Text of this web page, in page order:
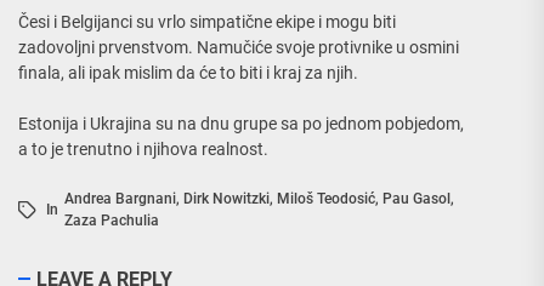
Česi i Belgijanci su vrlo simpatične ekipe i mogu biti
zadovoljni prvenstvom. Namučiće svoje protivnike u osmini
finala, ali ipak mislim da će to biti i kraj za njih.
Estonija i Ukrajina su na dnu grupe sa po jednom pobjedom,
a to je trenutno i njihova realnost.
In
Andrea Bargnani, Dirk Nowitzki, Miloš Teodosić, Pau Gasol,
Zaza Pachulia
LEAVE A REPLY